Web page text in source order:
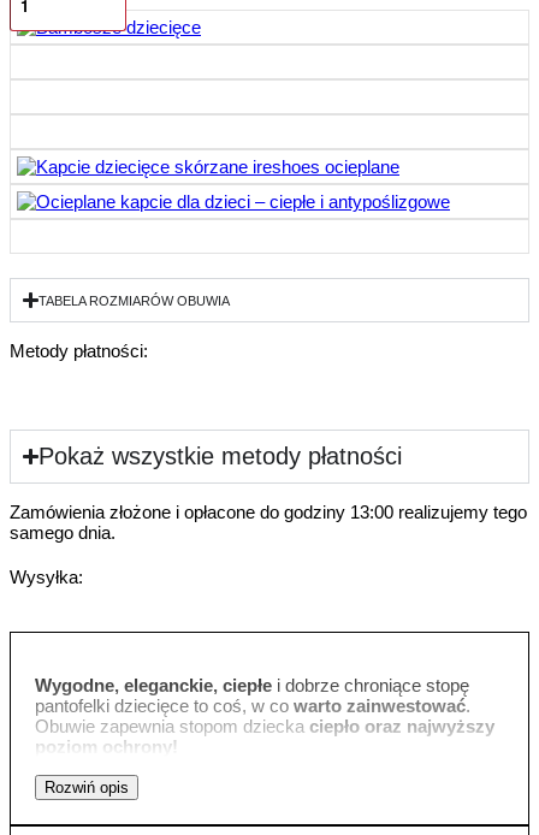
TABELA ROZMIARÓW OBUWIA
Metody płatności:
Pokaż wszystkie metody płatności
Zamówienia złożone i opłacone do godziny 13:00 realizujemy tego
samego dnia.
Wysyłka:
Wygodne, eleganckie, ciepłe i dobrze chroniące stopę
pantofelki dziecięce to coś, w co warto zainwestować.
Obuwie zapewnia stopom dziecka ciepło oraz najwyższy
poziom ochrony!